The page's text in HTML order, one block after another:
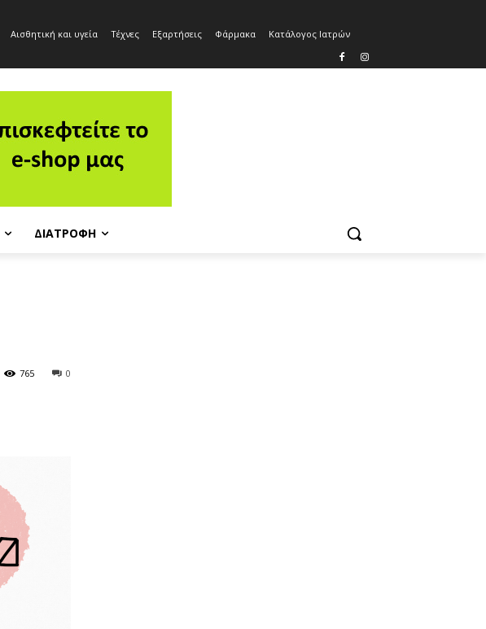
Αισθητική και υγεία Τέχνες Εξαρτήσεις Φάρμακα Κατάλογος Ιατρών
ΔΙΑΤΡΟΦΉ
0
765